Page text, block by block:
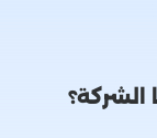
الشركة؟